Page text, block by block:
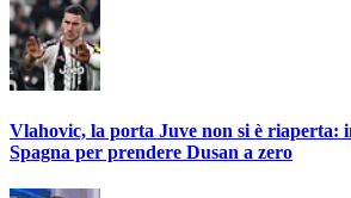
Vlahovic, la porta Juve non si è riaperta:
Spagna per prendere Dusan a zero